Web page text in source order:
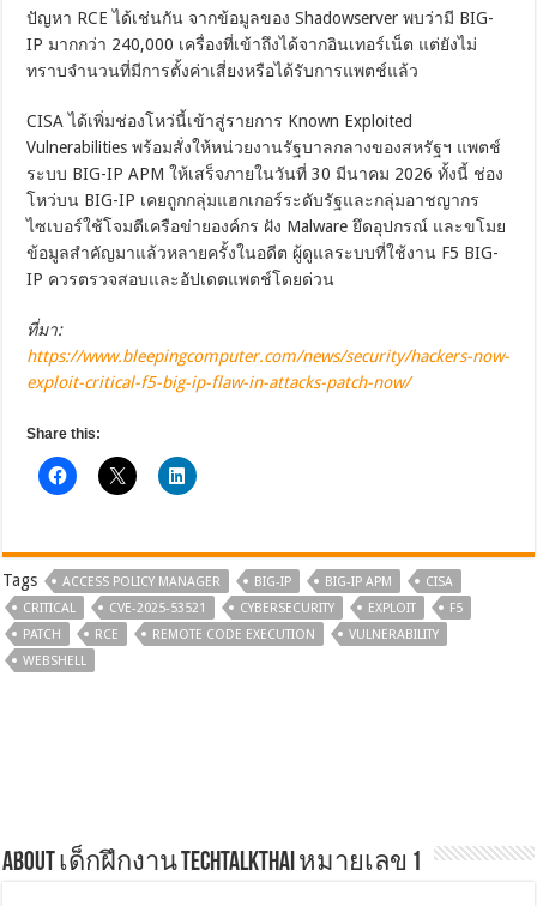
ปัญหา RCE ได้เช่นกัน จากข้อมูลของ Shadowserver พบว่ามี BIG-
IP มากกว่า 240,000 เครื่องที่เข้าถึงได้จากอินเทอร์เน็ต แต่ยังไม่
ทราบจำนวนที่มีการตั้งค่าเสี่ยงหรือได้รับการแพตช์แล้ว
CISA ได้เพิ่มช่องโหว่นี้เข้าสู่รายการ Known Exploited
Vulnerabilities พร้อมสั่งให้หน่วยงานรัฐบาลกลางของสหรัฐฯ แพตช์
ระบบ BIG-IP APM ให้เสร็จภายในวันที่ 30 มีนาคม 2026 ทั้งนี้ ช่อง
โหว่บน BIG-IP เคยถูกกลุ่มแฮกเกอร์ระดับรัฐและกลุ่มอาชญากร
ไซเบอร์ใช้โจมตีเครือข่ายองค์กร ฝัง Malware ยึดอุปกรณ์ และขโมย
ข้อมูลสำคัญมาแล้วหลายครั้งในอดีต ผู้ดูแลระบบที่ใช้งาน F5 BIG-
IP ควรตรวจสอบและอัปเดตแพตช์โดยด่วน
ที่มา:
https://www.bleepingcomputer.com/news/security/hackers-now-
exploit-critical-f5-big-ip-flaw-in-attacks-patch-now/
Share this:
Tags ACCESS POLICY MANAGER BIG-IP BIG-IP APM
CISA
CRITICAL
CVE-2025-53521 CYBERSECURITY EXPLOIT
F5
PATCH
RCE REMOTE CODE EXECUTION
VULNERABILITY
WEBSHELL
About เด็กฝึกงาน TechTalkThai หมายเลข 1